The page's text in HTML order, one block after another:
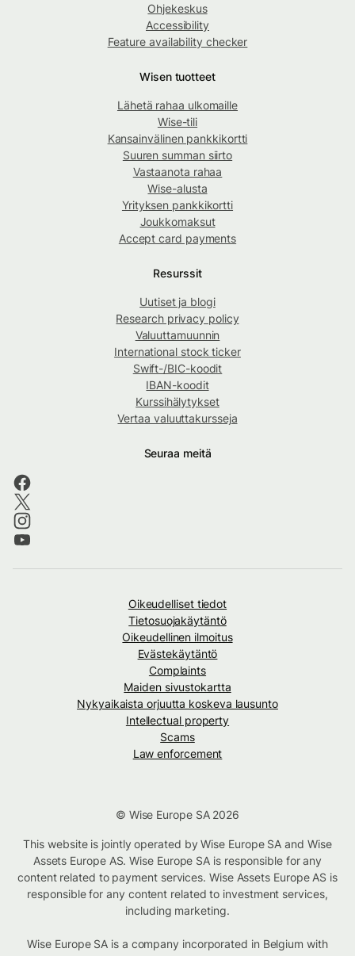
Ohjekeskus
Accessibility
Feature availability checker
Wisen tuotteet
Lähetä rahaa ulkomaille
Wise-tili
Kansainvälinen pankkikortti
Suuren summan siirto
Vastaanota rahaa
Wise-alusta
Yrityksen pankkikortti
Joukkomaksut
Accept card payments
Resurssit
Uutiset ja blogi
Research privacy policy
Valuuttamuunnin
International stock ticker
Swift-/BIC-koodit
IBAN-koodit
Kurssihälytykset
Vertaa valuuttakursseja
Seuraa meitä
Oikeudelliset tiedot
Tietosuojakäytäntö
Oikeudellinen ilmoitus
Evästekäytäntö
Complaints
Maiden sivustokartta
Nykyaikaista orjuutta koskeva lausunto
Intellectual property
Scams
Law enforcement
© Wise Europe SA 2026
This website is jointly operated by Wise Europe SA and Wise
Assets Europe AS. Wise Europe SA is responsible for any
content related to payment services. Wise Assets Europe AS is
responsible for any content related to investment services,
including marketing.
Wise Europe SA is a company incorporated in Belgium with